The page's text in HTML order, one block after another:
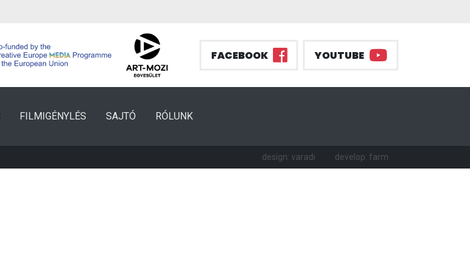
FACEBOOK YOUTUBE
FILMIGÉNYLÉS SAJTÓ RÓLUNK
design: varadi develop: farm